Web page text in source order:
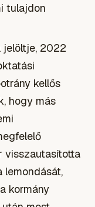
tulajdon
jelöltje, 2022
kellős
hogy más
visszautasította
lemondását,
kormány